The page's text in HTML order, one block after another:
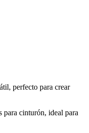
perfecto para crear
para cinturón, ideal para